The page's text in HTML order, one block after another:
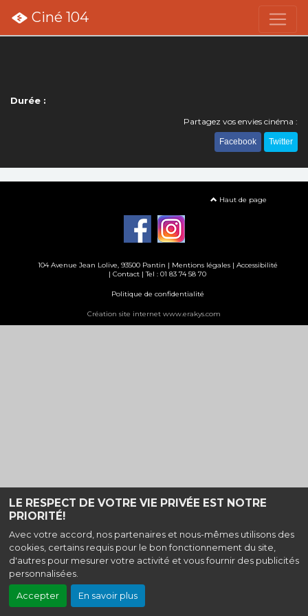
LE RESPECT DE VOTRE VIE PRIVÉE EST NOTRE
PRIORITÉ!
Avec votre accord, nos partenaires et nous-mêmes utilisons des
cookies, certains requis pour le bon fonctionnement du site,
d'autres pour mesurer votre activité et vous fournir des publicités
personnalisées.
Accepter En savoir plus
Ciné 104
Durée :
Partagez vos envies cinéma :
Facebook Twitter
Haut de page
104 Avenue Jean Lolive, 93500 Pantin | Mentions légales| Accessibilité
| Contact | Tel : 01 83 74 58 70
Politique de confidentialité
Création site internet www.erakys.com